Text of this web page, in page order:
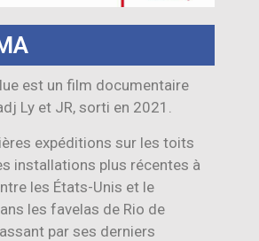
est un film documentaire
Ly et JR, sorti en 2021.
expéditions sur les toits
installations plus récentes à
les États-Unis et le
les favelas de Rio de
par ses derniers